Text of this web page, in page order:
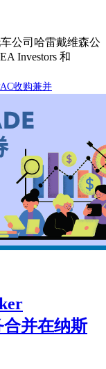
公司哈雷戴维森公
Investors 和
收购兼并
并在纳斯